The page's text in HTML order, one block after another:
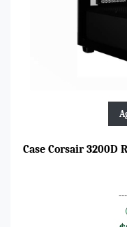
Case Corsair 3200D